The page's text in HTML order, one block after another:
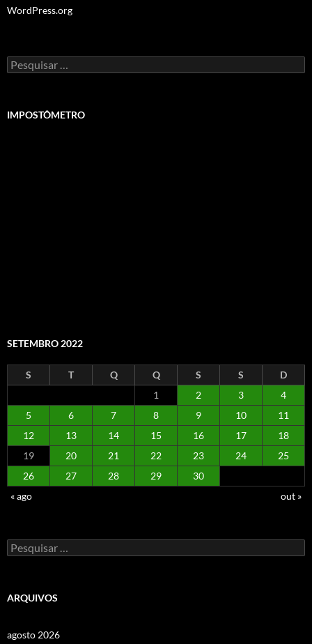
WordPress.org
Pesquisar
por:
IMPOSTÔMETRO
SETEMBRO 2022
S T Q Q S S
D
1
2 3
4
5
6 7 8 9 10
11
12
13 14 15 16 17
18
19
20 21 22 23 24
25
26
27 28 29
30
« ago
out »
Pesquisar
por:
ARQUIVOS
agosto 2026